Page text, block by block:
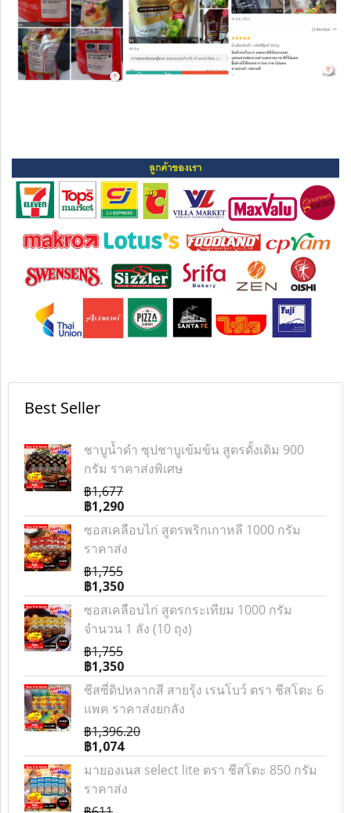
Best Seller
ชาบูน้ำดำ ซุปชาบูเข้มข้น สูตรดั้งเดิม 900
กรัม ราคาส่งพิเศษ
฿1,677
฿1,290
ซอสเคลือบไก่ สูตรพริกเกาหลี 1000 กรัม
ราคาส่ง
฿1,755
฿1,350
ซอสเคลือบไก่ สูตรกระเทียม 1000 กรัม
จำนวน 1 ลัง (10 ถุง)
฿1,755
฿1,350
ชีสซี่ดิปหลากสี สายรุ้ง เรนโบว์ ตรา ชีสโตะ 6
แพค ราคาส่งยกลัง
฿1,396.20
฿1,074
มายองเนส select lite ตรา ชีสโตะ 850 กรัม
ราคาส่ง